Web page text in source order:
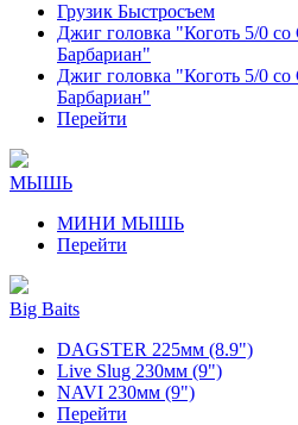
Грузик Быстросъем
Джиг головка "Коготь 5/0
Барбариан"
Джиг головка "Коготь 5/0
Барбариан"
Перейти
МЫШЬ
МИНИ МЫШЬ
Перейти
Big Baits
DAGSTER 225мм (8.9")
Live Slug 230мм (9")
NAVI 230мм (9")
Перейти